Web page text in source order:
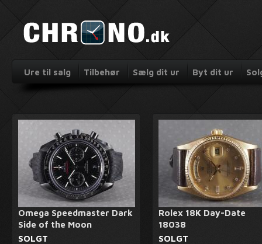
Ure til salg Tilbehør Sælg dit ur Byt dit ur
Omega Speedmaster Dark
Side of the Moon
SOLGT
Rolex 18K Day-Date
18038
SOLGT